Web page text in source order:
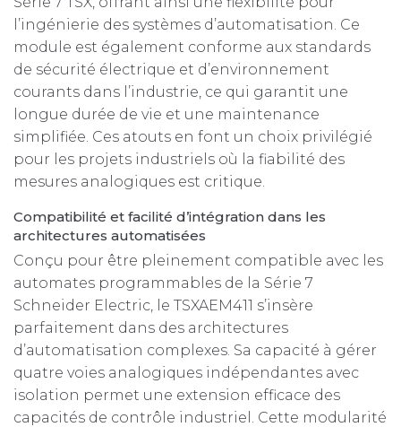
l’ingénierie des systèmes d’automatisation. Ce
module est également conforme aux standards
de sécurité électrique et d’environnement
courants dans l’industrie, ce qui garantit une
longue durée de vie et une maintenance
simplifiée. Ces atouts en font un choix privilégié
pour les projets industriels où la fiabilité des
mesures analogiques est critique.
Compatibilité et facilité d’intégration dans les
architectures automatisées
Conçu pour être pleinement compatible avec les
automates programmables de la Série 7
Schneider Electric, le TSXAEM411 s’insère
parfaitement dans des architectures
d’automatisation complexes. Sa capacité à gérer
quatre voies analogiques indépendantes avec
isolation permet une extension efficace des
capacités de contrôle industriel. Cette modularité